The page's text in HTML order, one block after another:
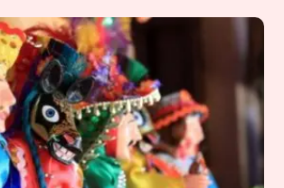
del Eden,
de nettoyage du café exploité sur la
la plantation de café et participation à la
les sentiers Bejuco et Matapalo
aux papillons ou du vivarium de